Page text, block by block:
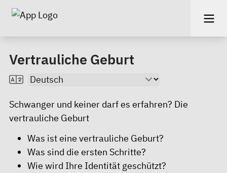
Vertrauliche Geburt
Schwanger und keiner darf es erfahren? Die
vertrauliche Geburt
Was ist eine vertrauliche Geburt?
Was sind die ersten Schritte?
Wie wird Ihre Identität geschützt?